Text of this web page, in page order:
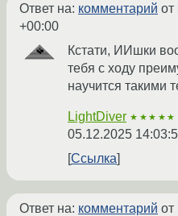
Ответ на: комментарий от
+00:00
Кстати, ИИшки
тебя с ходу
научится такими
LightDiver ★★★★★
05.12.2025
Ссылка
Ответ на: комментарий от